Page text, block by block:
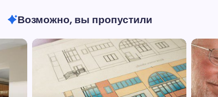
Возможно, вы пропустили